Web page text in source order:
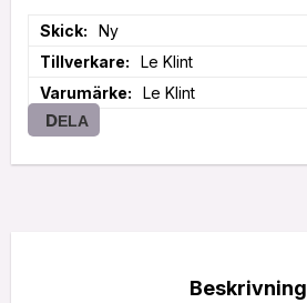
Skick
Ny
Tillverkare
Le Klint
Varumärke
Le Klint
DELA
Beskrivning